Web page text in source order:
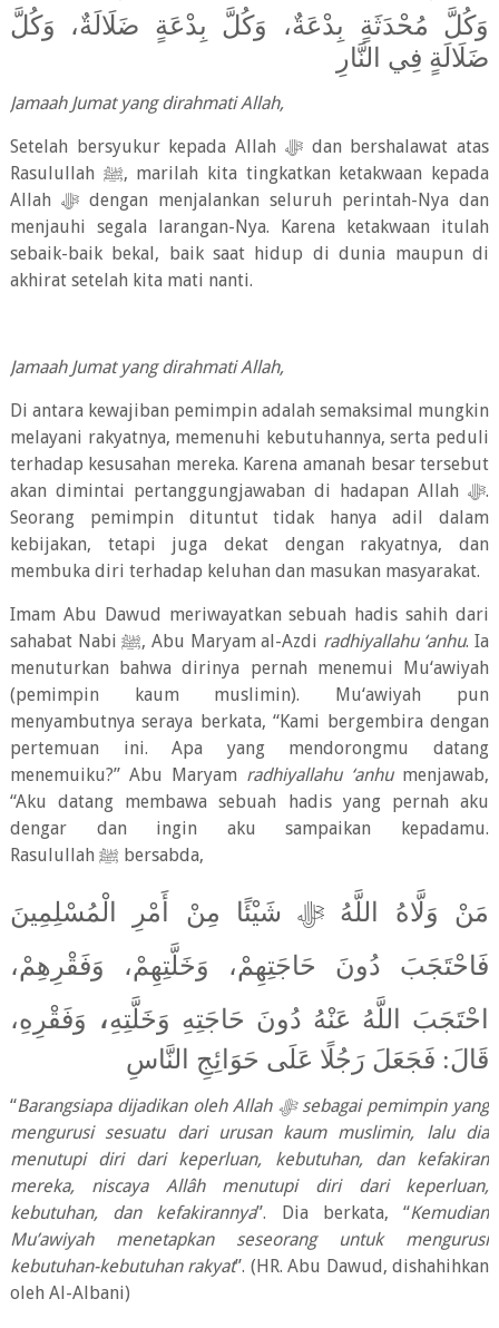
وَكُلَّ مُحْدَثَةٍ بِدْعَةٌ، وَكُلَّ بِدْعَةٍ ضَلَالَةٌ، وَكُلَّ
ضَلَالَةٍ فِي النَّارِ
Jamaah Jumat yang dirahmati Allah,
Setelah bersyukur kepada Allah ﷻ dan bershalawat atas
Rasulullah ﷺ, marilah kita tingkatkan ketakwaan kepada
Allah ﷻ dengan menjalankan seluruh perintah-Nya dan
menjauhi segala larangan-Nya. Karena ketakwaan itulah
sebaik-baik bekal, baik saat hidup di dunia maupun di
akhirat setelah kita mati nanti.
Jamaah Jumat yang dirahmati Allah,
Di antara kewajiban pemimpin adalah semaksimal mungkin
melayani rakyatnya, memenuhi kebutuhannya, serta peduli
terhadap kesusahan mereka. Karena amanah besar tersebut
akan dimintai pertanggungjawaban di hadapan Allahﷻ.
Seorang pemimpin dituntut tidak hanya adil dalam
kebijakan, tetapi juga dekat dengan rakyatnya, dan
membuka diri terhadap keluhan dan masukan masyarakat.
Imam Abu Dawud meriwayatkan sebuah hadis sahih dari
sahabat Nabiﷺ, Abu Maryam al-Azdi radhiyallahu ‘anhu. Ia
menuturkan bahwa dirinya pernah menemui Mu‘awiyah
(pemimpin kaum muslimin). Mu‘awiyah pun
menyambutnya seraya berkata, “Kami bergembira dengan
pertemuan ini. Apa yang mendorongmu datang
menemuiku?” Abu Maryam radhiyallahu ‘anhumenjawab,
“Aku datang membawa sebuah hadis yang pernah aku
dengar dan ingin aku sampaikan kepadamu.
Rasulullah ﷺ bersabda,
مَنْ وَلَّاهُ اللَّهُ ﷻشَيْئًا مِنْ أَمْرِ الْمُسْلِمِينَ
فَاحْتَجَبَ دُونَ حَاجَتِهِمْ، وَخَلَّتِهِمْ، وَفَقْرِهِمْ،
احْتَجَبَ اللَّهُ عَنْهُ دُونَ حَاجَتِهِ وَخَلَّتِهِ، وَفَقْرِهِ،
قَالَ: فَجَعَلَ رَجُلًا عَلَى حَوَائِجِ النَّاسِ
“Barangsiapa dijadikan oleh Allah ﷻ sebagai pemimpin yang
mengurusi sesuatu dari urusan kaum muslimin, lalu dia
menutupi diri dari keperluan, kebutuhan, dan kefakiran
mereka, niscaya Allâh menutupi diri dari keperluan,
kebutuhan, dan kefakirannya”. Dia berkata, “Kemudian
Mu’awiyah menetapkan seseorang untuk mengurusi
kebutuhan-kebutuhan rakyat”. (HR. Abu Dawud, dishahihkan
oleh Al-Albani)